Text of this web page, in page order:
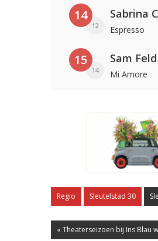
14
12
Sabrina
Espresso
15
14
Sam
Mi Amore
Regio Sleutelstad 30
« Theaterseizoen bij Ins Blau